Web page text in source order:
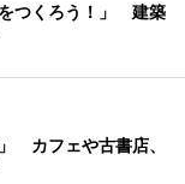
つくろう！」 建築
カフェや古書店、